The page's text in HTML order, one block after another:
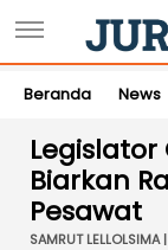
Beranda News
Biarkan
Pesawat
SAMRUT